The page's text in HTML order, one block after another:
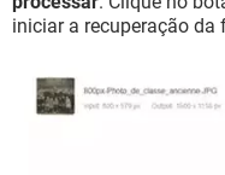
iniciar a recuperação da